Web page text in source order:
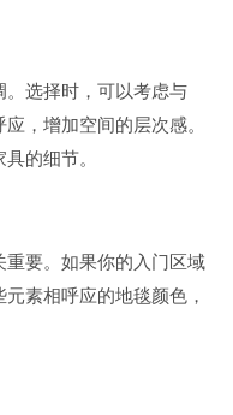
选择时，可以考虑与
，增加空间的层次感。
的细节。
要。如果你的入门区域
素相呼应的地毯颜色，